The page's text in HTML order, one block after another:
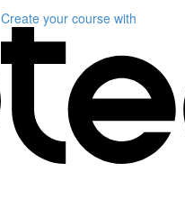
Create your course with